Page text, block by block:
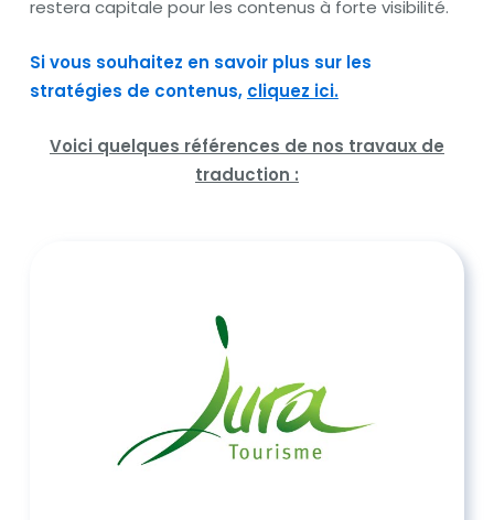
restera capitale pour les contenus à forte visibilité.
Si vous souhaitez en savoir plus sur les
stratégies de contenus, cliquez ici.
Voici quelques références de nos travaux de
traduction :